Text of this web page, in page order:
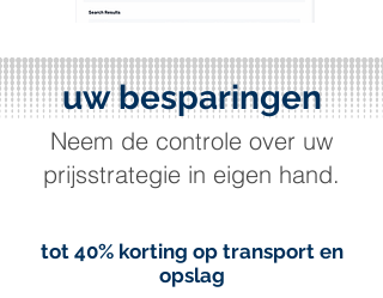
uw besparingen
Neem de controle over uw
prijsstrategie in eigen hand.
tot 40% korting op transport en
opslag